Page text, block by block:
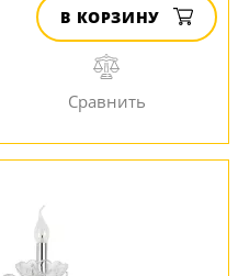
В КОРЗИНУ